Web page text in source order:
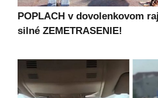
POPLACH v dovolenkovom
silné ZEMETRASENIE!